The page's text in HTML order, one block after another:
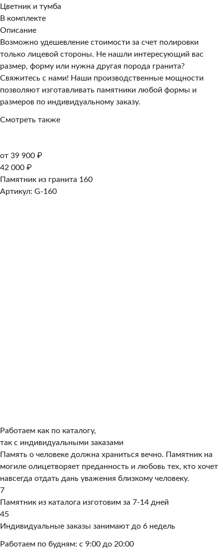
Цветник и тумба
В комплекте
Описание
Возможно удешевление стоимости за счет полировки
только лицевой стороны. Не нашли интересующий вас
размер, форму или нужна другая порода гранита?
Свяжитесь с нами! Наши производственные мощности
позволяют изготавливать памятники любой формы и
размеров по индивидуальному заказу.
Смотреть также
от 39 900 ₽
42 000 ₽
Памятник из гранита 160
Артикул: G-160
Работаем как по каталогу,
так с индивидуальными заказами
Память о человеке должна храниться вечно. Памятник на
могиле олицетворяет преданность и любовь тех, кто хочет
навсегда отдать дань уважения близкому человеку.
7
Памятник из каталога изготовим за 7-14 дней
45
Индивидуальные заказы занимают до 6 недель
Работаем по будням: с 9:00 до 20:00